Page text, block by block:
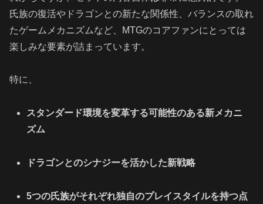
氏族の復活やドラゴンとの新たな関係性、バランスの取れ
たゲームメカニズムなど、MTGのコアファンにとっては
楽しみな要素が詰まっています。
特に、
スタンダード環境を変革する可能性のある新メカニ
ズム
ドラゴンとのシナジーを活かした新戦略
5つの氏族がそれぞれ独自のプレイスタイルを持つ点